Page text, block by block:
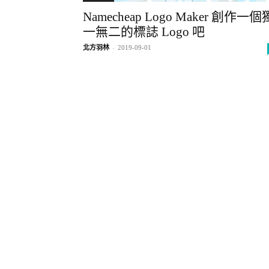
Namecheap Logo Maker 創作一個
一無二的標誌 Logo 吧
北方羽林 - 2019-09-01